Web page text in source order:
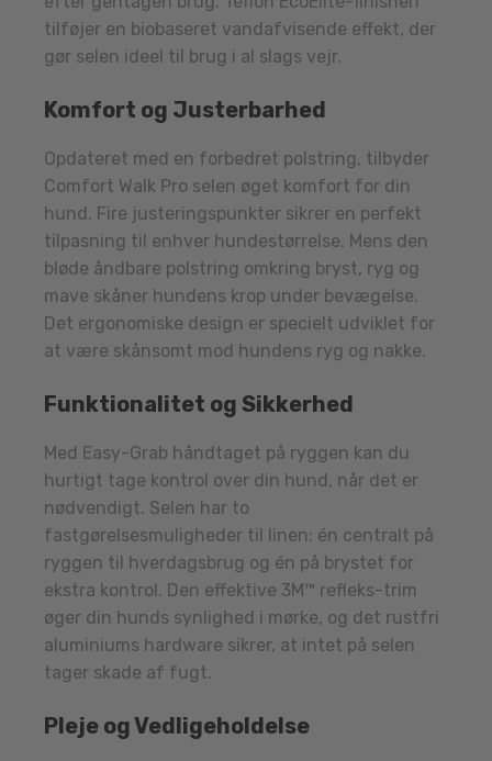
tilføjer en biobaseret vandafvisende effekt, der
gør selen ideel til brug i al slags vejr.
Komfort og Justerbarhed
Opdateret med en forbedret polstring, tilbyder
Comfort Walk Pro selen øget komfort for din
hund. Fire justeringspunkter sikrer en perfekt
tilpasning til enhver hundestørrelse. Mens den
bløde åndbare polstring omkring bryst, ryg og
mave skåner hundens krop under bevægelse.
Det ergonomiske design er specielt udviklet for
at være skånsomt mod hundens ryg og nakke.
Funktionalitet og Sikkerhed
Med Easy-Grab håndtaget på ryggen kan du
hurtigt tage kontrol over din hund, når det er
nødvendigt. Selen har to
fastgørelsesmuligheder til linen: én centralt på
ryggen til hverdagsbrug og én på brystet for
ekstra kontrol. Den effektive 3M™ refleks-trim
øger din hunds synlighed i mørke, og det rustfri
aluminiums hardware sikrer, at intet på selen
tager skade af fugt.
Pleje og Vedligeholdelse